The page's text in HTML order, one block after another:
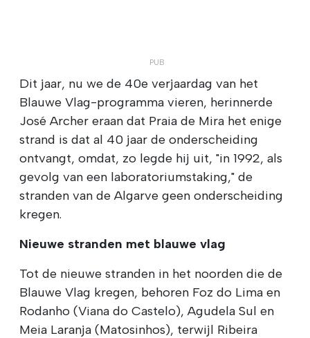
Dit jaar, nu we de 40e verjaardag van het
Blauwe Vlag-programma vieren, herinnerde
José Archer eraan dat Praia de Mira het enige
strand is dat al 40 jaar de onderscheiding
ontvangt, omdat, zo legde hij uit, "in 1992, als
gevolg van een laboratoriumstaking," de
stranden van de Algarve geen onderscheiding
kregen.
Nieuwe stranden met blauwe vlag
Tot de nieuwe stranden in het noorden die de
Blauwe Vlag kregen, behoren Foz do Lima en
Rodanho (Viana do Castelo), Agudela Sul en
Meia Laranja (Matosinhos), terwijl Ribeira